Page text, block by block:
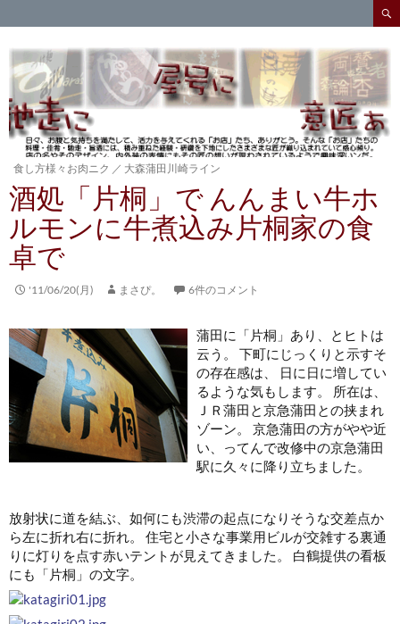
索
ン
テ
ン
ツ
へ
キ
ッ
プ
食し方様々お肉ニク ／ 大森蒲田川崎ライン
酒処「片桐」で んんまい牛ホ
ルモンに牛煮込み片桐家の食
卓で
'11/06/20(月) まさぴ。 6件のコメント
蒲田に「片桐」あり、とヒトは
云う。 下町にじっくりと示すそ
の存在感は、 日に日に増してい
るような気もします。 所在は、
ＪＲ蒲田と京急蒲田との挟まれ
ゾーン。 京急蒲田の方がやや近
い、ってんで改修中の京急蒲田
駅に久々に降り立ちました。
放射状に道を結ぶ、如何にも渋滞の起点になりそうな交差点か
ら左に折れ右に折れ。 住宅と小さな事業用ビルが交雑する裏通
りに灯りを点す赤いテントが見えてきました。 白鶴提供の看板
にも「片桐」の文字。